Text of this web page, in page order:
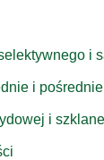
i
i pośrednie
i